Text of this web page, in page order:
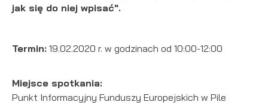
jak się do niej wpisać".
Termin: 19.02.2020 r. w godzinach od 10:00-12:00
Miejsce spotkania:
Punkt Informacyjny Funduszy Europejskich w Pile